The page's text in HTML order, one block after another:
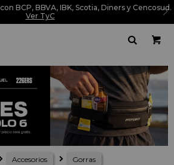
con BCP, BBVA, IBK, Scotia, Diners y Cencosud.
Ver TyC
Accesorios Gorras